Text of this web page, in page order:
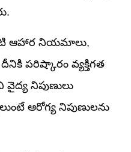
ఆహార నియమాలు,
పరిష్కారం వ్యక్తిగత
నిపుణులు
ఆరోగ్య నిపుణులను